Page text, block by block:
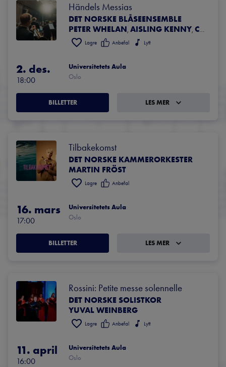
Händels Messias
DET NORSKE BLÅSEENSEMBLE
PETER WHELAN, AISLING KENNY, CHARLOTTE O’HARE
Lagre Anbefal Lytt
2. des.
18:00
Universitetets Aula
Oslo
BILLETTER LES MER
Tilbakekomst
DET NORSKE KAMMERORKESTER
MARTIN FRÖST
Lagre Anbefal
16. mars
17:00
Universitetets Aula
Oslo
BILLETTER LES MER
Rossini: Petite messe solennelle
DET NORSKE SOLISTKOR
YUVAL WEINBERG
Lagre Anbefal Lytt
11. april
16:00
Universitetets Aula
Oslo